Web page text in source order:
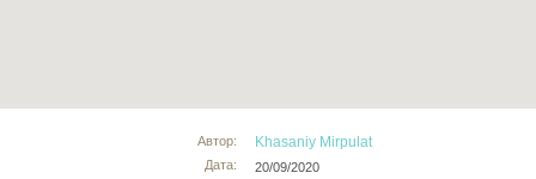
Автор:
Дата:
Khasaniy Mirpulat
20/09/2020